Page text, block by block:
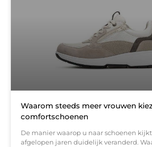
Waarom steeds meer vrouwen
comfortschoenen
De manier waarop u naar schoenen
afgelopen jaren duidelijk veranderd.